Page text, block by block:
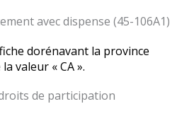
avec dispense (45-106A1)
dorénavant la province
valeur « CA ».
de participation